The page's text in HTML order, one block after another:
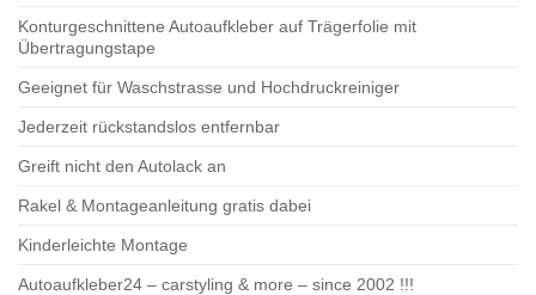
Konturgeschnittene Autoaufkleber auf Trägerfolie mit
Übertragungstape
Geeignet für Waschstrasse und Hochdruckreiniger
Jederzeit rückstandslos entfernbar
Greift nicht den Autolack an
Rakel & Montageanleitung gratis dabei
Kinderleichte Montage
Autoaufkleber24 – carstyling & more – since 2002 !!!